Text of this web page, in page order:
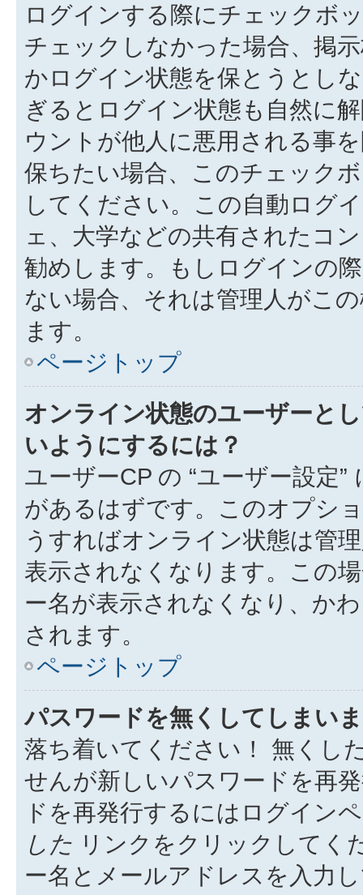
ログインする際にチェックボ
チェックしなかった場合、掲
かログイン状態を保とうとし
ぎるとログイン状態も自然に
ウントが他人に悪用される事
保ちたい場合、このチェック
してください。この自動ログ
ェ、大学などの共有されたコ
勧めします。もしログインの
ない場合、それは管理人がこ
ます。
ページトップ
オンライン状態のユーザーと
いようにするには？
ユーザーCP の “ユーザー設定
があるはずです。このオプシ
うすればオンライン状態は管
表示されなくなります。この
ー名が表示されなくなり、か
されます。
ページトップ
パスワードを無くしてしまい
落ち着いてください！ 無くし
せんが新しいパスワードを再
ドを再発行するにはログイン
した リンクをクリックしてく
ー名とメールアドレスを入力